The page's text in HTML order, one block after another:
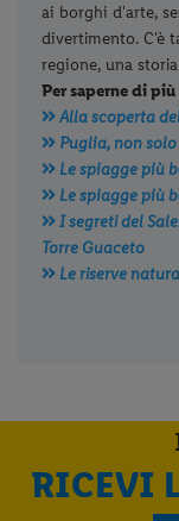
ai borghi d'arte,
divertimento. C'è
regione, una
Per saperne di
Alla scoperta
Puglia, non
Le spiagge più
Le spiagge più
I segreti del
Torre Guaceto
Le riserve
RICEVI